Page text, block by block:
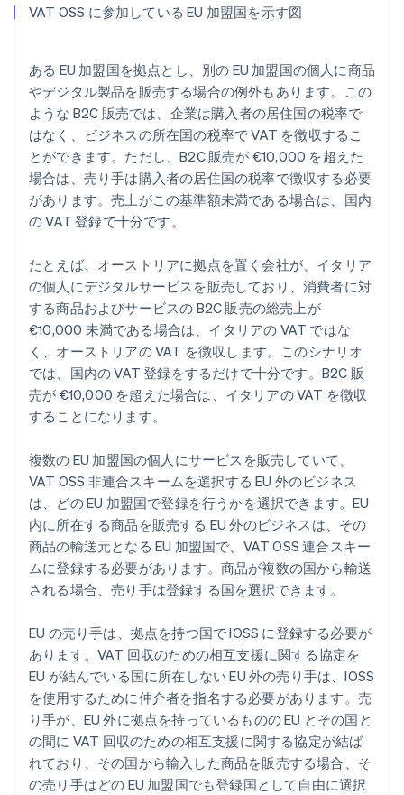
VAT OSS に参加している EU 加盟国を示す図
ある EU 加盟国を拠点とし、別の EU 加盟国の個人に商品
やデジタル製品を販売する場合の例外もあります。この
ような B2C 販売では、企業は購入者の居住国の税率で
はなく、ビジネスの所在国の税率で VAT を徴収するこ
とができます。ただし、B2C 販売が €10,000 を超えた
場合は、売り手は購入者の居住国の税率で徴収する必要
があります。売上がこの基準額未満である場合は、国内
の VAT 登録で十分です。
たとえば、オーストリアに拠点を置く会社が、イタリア
の個人にデジタルサービスを販売しており、消費者に対
する商品およびサービスの B2C 販売の総売上が
€10,000 未満である場合は、イタリアの VAT ではな
く、オーストリアの VAT を徴収します。このシナリオ
では、国内の VAT 登録をするだけで十分です。B2C 販
売が €10,000 を超えた場合は、イタリアの VAT を徴収
することになります。
複数の EU 加盟国の個人にサービスを販売していて、
VAT OSS 非連合スキームを選択する EU 外のビジネス
は、どの EU 加盟国で登録を行うかを選択できます。EU
内に所在する商品を販売する EU 外のビジネスは、その
商品の輸送元となる EU 加盟国で、VAT OSS 連合スキー
ムに登録する必要があります。商品が複数の国から輸送
される場合、売り手は登録する国を選択できます。
EU の売り手は、拠点を持つ国で IOSS に登録する必要が
あります。VAT 回収のための相互支援に関する協定を
EU が結んでいる国に所在しない EU 外の売り手は、IOSS
を使用するために仲介者を指名する必要があります。売
り手が、EU 外に拠点を持っているものの EU とその国と
の間に VAT 回収のための相互支援に関する協定が結ば
れており、その国から輸入した商品を販売する場合、そ
の売り手はどの EU 加盟国でも登録国として自由に選択